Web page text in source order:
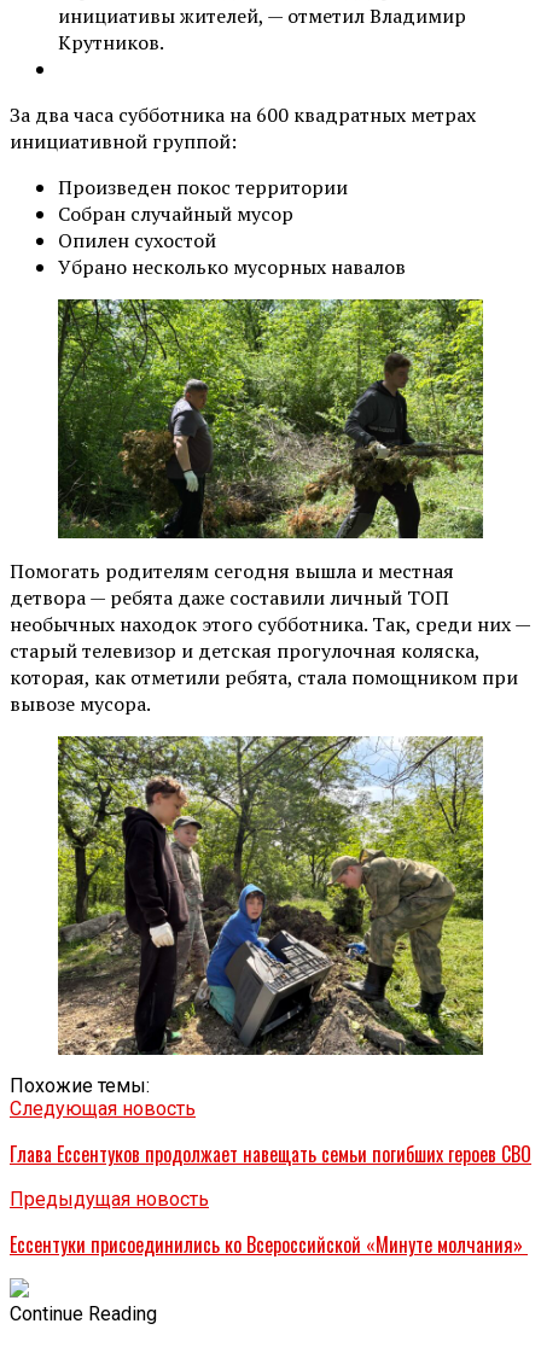
инициативы жителей, — отметил Владимир
Крутников.
За два часа субботника на 600 квадратных метрах
инициативной группой:
Произведен покос территории
Собран случайный мусор
Опилен сухостой
Убрано несколько мусорных навалов
Помогать родителям сегодня вышла и местная
детвора — ребята даже составили личный ТОП
необычных находок этого субботника. Так, среди них —
старый телевизор и детская прогулочная коляска,
которая, как отметили ребята, стала помощником при
вывозе мусора.
Похожие темы:
Следующая новость
Глава Ессентуков продолжает навещать семьи погибших героев СВО
Предыдущая новость
Ессентуки присоединились ко Всероссийской «Минуте молчания»
Continue Reading